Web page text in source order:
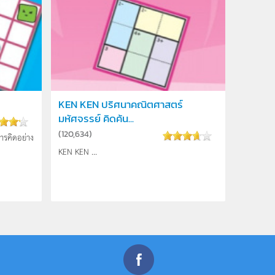
รคิดอย่าง
KEN KEN ปริศนาคณิตศาสตร์
มหัศจรรย์ คิดค้น...
(120,634)
KEN KEN ...